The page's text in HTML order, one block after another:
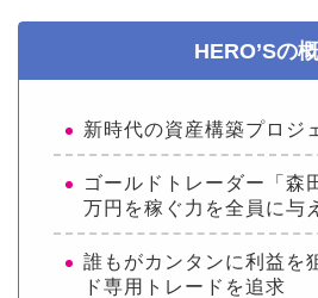
HERO’Sの
新時代の資産構築プロジ
ゴールドトレーダー「森
万円を稼ぐ力を全員に与
誰もがカンタンに利益を
ド専用トレードを追求